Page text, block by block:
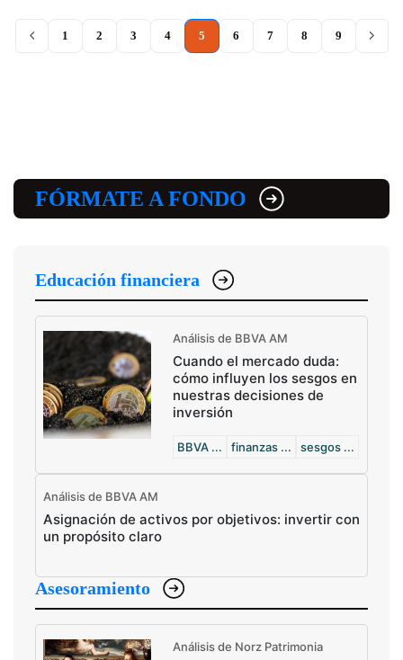
1 2 3 4 5(current)
6 7 8 9
FÓRMATE A FONDO
Educación financiera
Análisis de BBVA AM
Cuando el mercado duda:
cómo influyen los sesgos en
nuestras decisiones de
inversión
BBVA ... finanzas ... sesgos ...
Análisis de BBVA AM
Asignación de activos por objetivos: invertir con
un propósito claro
Asesoramiento
Análisis de Norz Patrimonia